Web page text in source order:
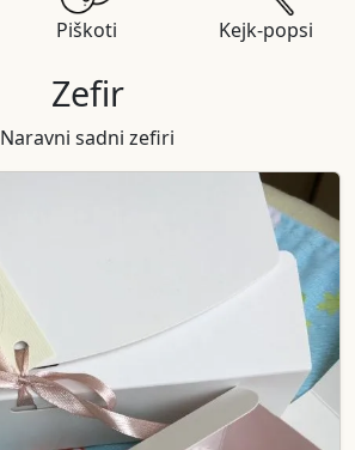
Piškoti Kejk-popsi
Zefir
Naravni sadni zefiri